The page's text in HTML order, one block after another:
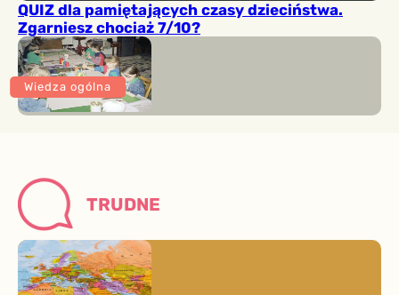
Wiedza ogólna
QUIZ dla pamiętających czasy dzieciństwa.
Zgarniesz chociaż 7/10?
TRUDNE